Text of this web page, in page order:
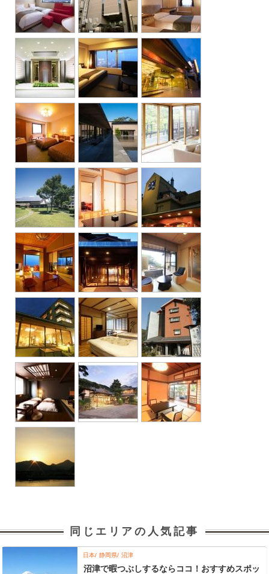
同じエリアの人気記事
日本 静岡県 沼津
沼津で暇つぶしするならココ！おすすめスポッ